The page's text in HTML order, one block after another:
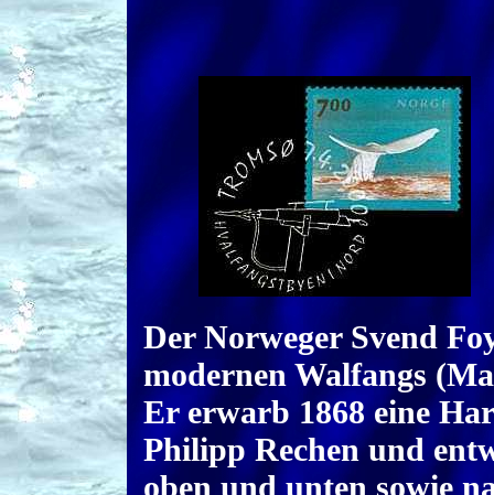
Der Norweger Svend
modernen Walfangs
Er erwarb 1868 eine
Philipp Rechen und
oben und unten sowie